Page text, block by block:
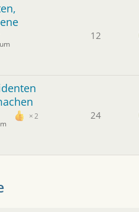
12
2 24